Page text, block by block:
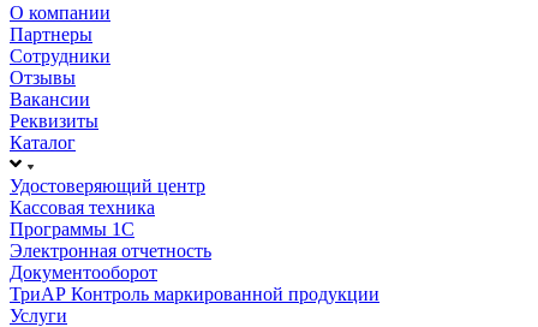
О компании
Партнеры
Сотрудники
Отзывы
Вакансии
Реквизиты
Каталог
Удостоверяющий центр
Кассовая техника
Программы 1С
Электронная отчетность
Документооборот
ТриАР Контроль маркированной продукции
Услуги